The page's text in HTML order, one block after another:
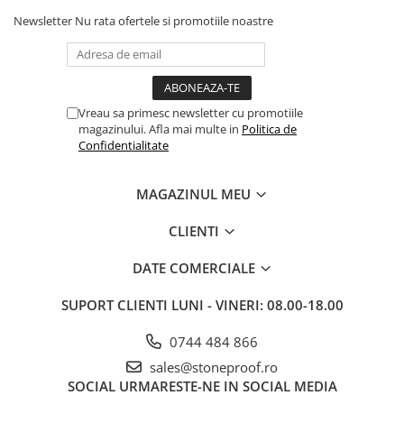
Newsletter Nu rata ofertele si promotiile noastre
Vreau sa primesc newsletter cu promotiile
magazinului. Afla mai multe in Politica de
Confidentialitate
MAGAZINUL MEU
CLIENTI
DATE COMERCIALE
SUPORT CLIENTI LUNI - VINERI: 08.00-18.00
0744 484 866
sales@stoneproof.ro
SOCIAL URMARESTE-NE IN SOCIAL MEDIA